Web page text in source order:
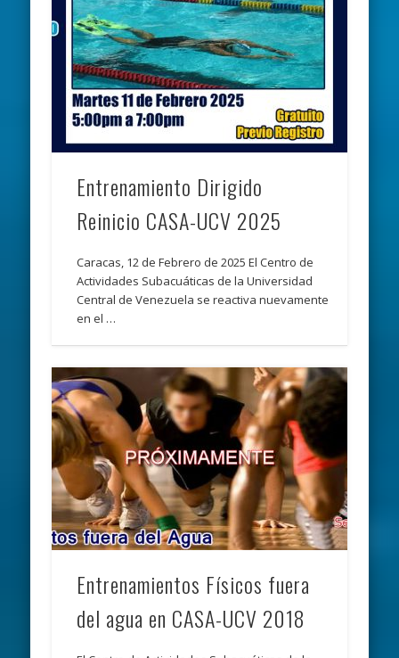
Entrenamiento Dirigido
Reinicio CASA-UCV 2025
Caracas, 12 de Febrero de 2025 El Centro de
Actividades Subacuáticas de la Universidad
Central de Venezuela se reactiva nuevamente
en el …
Entrenamientos Físicos fuera
del agua en CASA-UCV 2018